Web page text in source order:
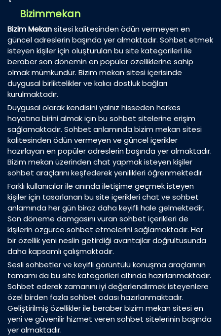
Bizimmekan
Bizim Mekansitesi kalitesinden ödün vermeyen en
güncel adreslerin başında yer almaktadır. Sohbet etmek
isteyen kişiler için oluşturulan bu site kategorileri ile
beraber son dönemin en popüler özelliklerine sahip
olmak mümkündür. Bizim mekan sitesi içerisinde
duygusal birliktelikler ve kalıcı dostluk bağları
kurulmaktadır.
Duygusal olarak kendisini yalnız hisseden herkes
hayatına birini almak için bu sohbet sitelerine erişim
sağlamaktadır. Sohbet anlamında bizim mekan sitesi
kalitesinden ödün vermeyen ve güncel içerikler
hazırlayan en popüler adreslerin başında yer almaktadır.
Bizim mekan üzerinden chat yapmak isteyen kişiler
sohbet araçlarını keşfederek yenilikleri öğrenmektedir.
Farklı kullanıcılar ile anında iletişime geçmek isteyen
kişiler için tasarlanan bu site içerikleri chat ve sohbet
anlamında her gün biraz daha keyifli hale gelmektedir.
Son döneme damgasını vuran sohbet içerikleri de
kişilerin özgürce sohbet etmelerini sağlamaktadır. Her
bir özellik yeni neslin getirdiği avantajlar doğrultusunda
daha kapsamlı çalışmaktadır.
Sesli sohbetler ve keyifli görüntülü konuşma araçlarının
tamamı da bu site kategorileri altında hazırlanmaktadır.
Sohbet ederek zamanını iyi değerlendirmek isteyenlere
özel birden fazla sohbet odası hazırlanmaktadır.
Geliştirilmiş özellikler ile beraber bizim mekan sitesi en
yeni ve güvenilir hizmet veren sohbet sitelerinin başında
yer almaktadır.